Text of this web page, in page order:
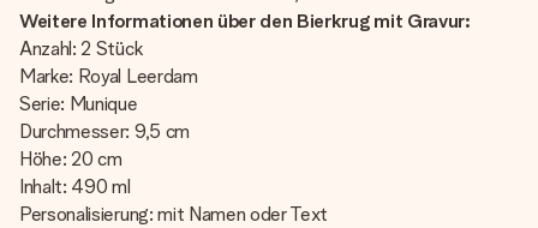
Weitere Informationen über den Bierkrug mit Gravur:
Anzahl: 2 Stück
Marke: Royal Leerdam
Serie: Munique
Durchmesser: 9,5 cm
Höhe: 20 cm
Inhalt: 490 ml
Personalisierung: mit Namen oder Text